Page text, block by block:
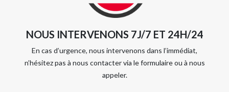
NOUS INTERVENONS 7J/7 ET 24H/24
En cas d’urgence, nous intervenons dans l’immédiat,
n’hésitez pas à nous contacter via le formulaire ou à nous
appeler.